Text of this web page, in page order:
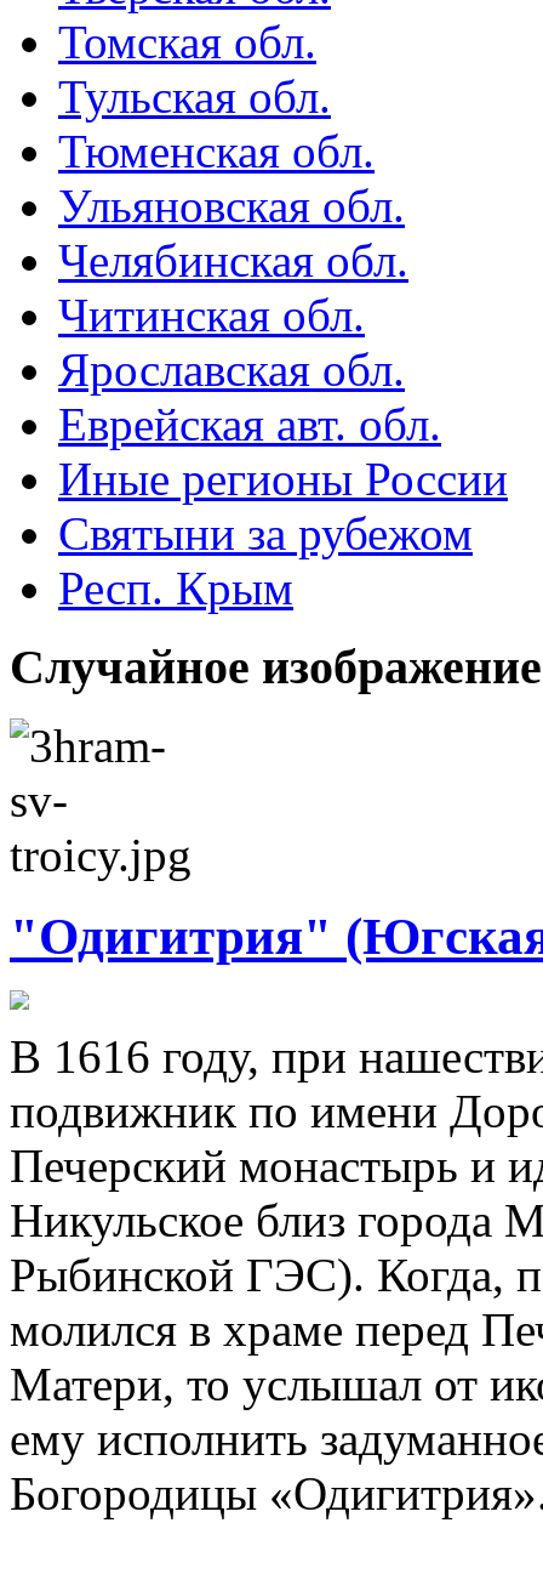
Томская обл.
Тульская обл.
Тюменская обл.
Ульяновская обл.
Челябинская обл.
Читинская обл.
Ярославская обл.
Еврейская авт. обл.
Иные регионы России
Святыни за рубежом
Респ. Крым
Случайное изображение
"Одигитрия"
В 1616 году, при
подвижник по имени
Печерский монастырь и
Никульское близ города
Рыбинской ГЭС). Когда,
молился в храме перед
Матери, то услышал от
ему исполнить
Богородицы